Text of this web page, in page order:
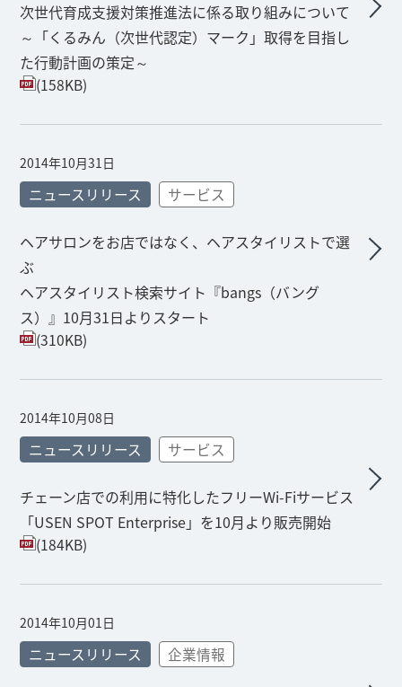
次世代育成支援対策推進法に係る取り組みについて
～「くるみん（次世代認定）マーク」取得を目指し
た行動計画の策定～
(158KB)
2014年10月31日
ニュースリリース サービス
ヘアサロンをお店ではなく、ヘアスタイリストで選
ぶ
ヘアスタイリスト検索サイト『bangs（バング
ス）』10月31日よりスタート
(310KB)
2014年10月08日
ニュースリリース サービス
チェーン店での利用に特化したフリーWi-Fiサービス
「USEN SPOT Enterprise」を10月より販売開始
(184KB)
2014年10月01日
ニュースリリース 企業情報